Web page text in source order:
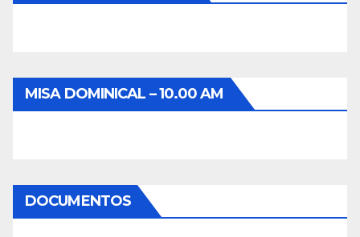
MISA DOMINICAL – 10.00 AM
DOCUMENTOS